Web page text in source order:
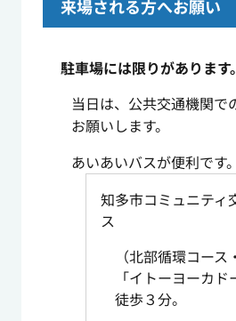
来場される方へお願い
駐車場には限りがあります。
当日は、公共交通機関で
お願いします。
あいあいバスが便利です。
知多市コミュニティ
ス
（北部循環コース
「イトーヨーカ
徒歩３分。